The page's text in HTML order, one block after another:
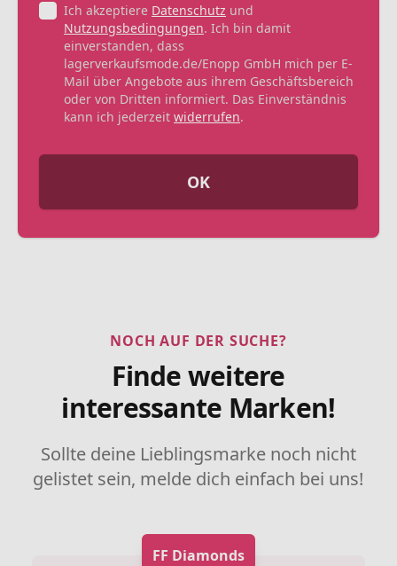
Ich akzeptiere Datenschutz und
Nutzungsbedingungen. Ich bin damit
einverstanden, dass
lagerverkaufsmode.de/Enopp GmbH mich per E-
Mail über Angebote aus ihrem Geschäftsbereich
oder von Dritten informiert. Das Einverständnis
kann ich jederzeit widerrufen.
OK
NOCH AUF DER SUCHE?
Finde weitere
interessante Marken!
Sollte deine Lieblingsmarke noch nicht
gelistet sein, melde dich einfach bei uns!
FF Diamonds